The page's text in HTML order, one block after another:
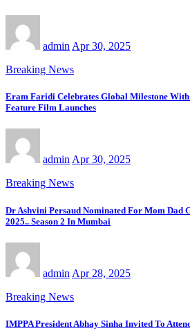
admin Apr 30, 2025
Breaking News
Eram Faridi Celebrates Global Milestone With
Feature Film Launches
admin Apr 30, 2025
Breaking News
Dr Ashvini Persaud Nominated For Mom Dad
2025.. Season 2 In Mumbai
admin Apr 28, 2025
Breaking News
IMPPA President Abhay Sinha Invited To